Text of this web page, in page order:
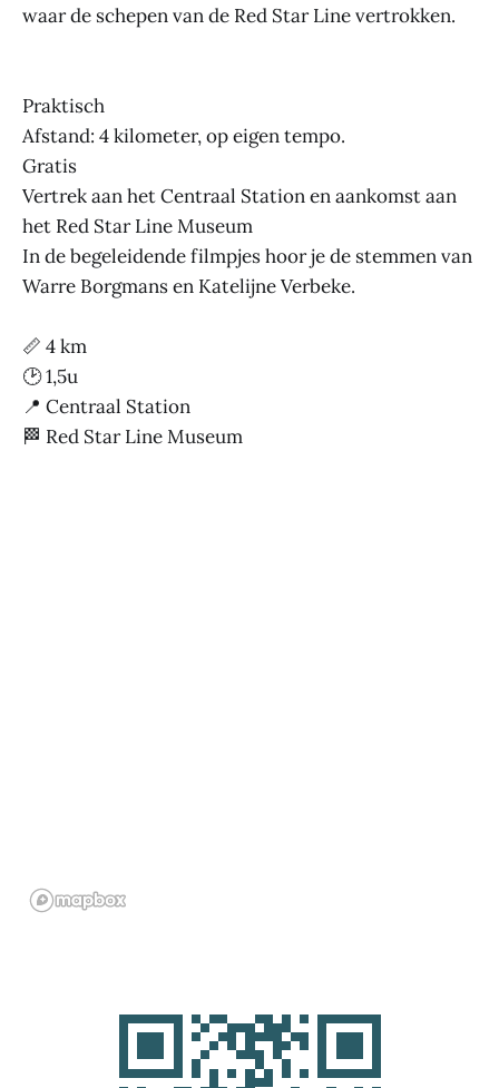
waar de schepen van de Red Star Line vertrokken.
Praktisch
Afstand: 4 kilometer, op eigen tempo.
Gratis
Vertrek aan het Centraal Station en aankomst aan
het Red Star Line Museum
In de begeleidende filmpjes hoor je de stemmen van
Warre Borgmans en Katelijne Verbeke.
📏 4 km
🕑 1,5u
📍 Centraal Station
🏁 Red Star Line Museum